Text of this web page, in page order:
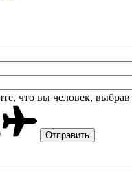
что вы человек, выбрав